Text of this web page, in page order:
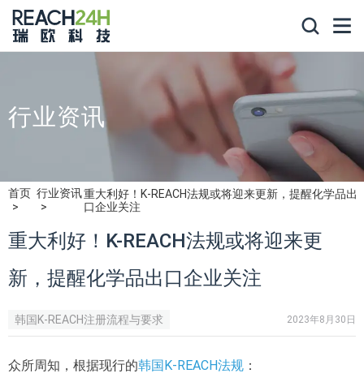
行业资讯
首页 行业资讯重大利好！K-REACH法规或将迎来更新，提醒化学品出
口企业关注
重大利好！K-REACH法规或将迎来更
新，提醒化学品出口企业关注
韩国K-REACH注册流程与要求 2023年8月30日
众所周知，根据现行的韩国K-REACH法规 ：